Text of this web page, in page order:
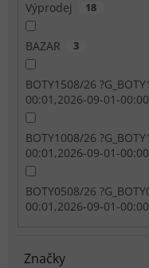
Výprodej 18
BAZAR 3
BOTY1508/26 ?G_BOTY15-08:15:CZK:P:f!2026-08-01-
00:01,2026-09-01-00:00
BOTY1008/26 ?G_BOTY10-08:10:CZK:P:f!2026-08-01-
00:01,2026-09-01-00:00
BOTY0508/26 ?G_BOTY05-08:5:CZK:P:f!2026-08-01-
00:01,2026-09-01-00:00
Značky